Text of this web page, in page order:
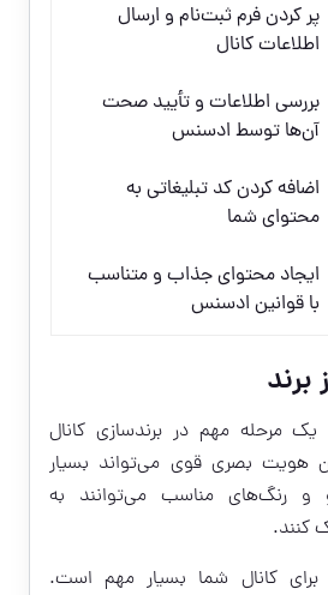
پر کردن فرم ثبت‌نام و ارسال
اطلاعات کانال
بررسی اطلاعات و تأیید صحت
آن‌ها توسط ادسنس
اضافه کردن کد تبلیغاتی به
محتوای شما
ایجاد محتوای جذاب و متناسب
با قوانین ادسنس
برند
یک مرحله مهم در برندسازی کانال
هویت بصری قوی می‌تواند بسیار
و رنگ‌های مناسب می‌توانند به
کنند.
کانال شما بسیار مهم است.